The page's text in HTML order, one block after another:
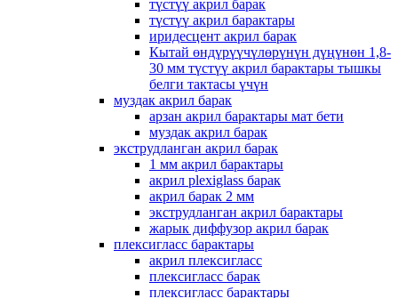
түстүү акрил барак
түстүү акрил барактары
иридесцент акрил барак
Кытай өндүрүүчүлөрүнүн дүңүнөн 1,8-
30 мм түстүү акрил барактары тышкы
белги тактасы үчүн
муздак акрил барак
арзан акрил барактары мат бети
муздак акрил барак
экструдланган акрил барак
1 мм акрил барактары
акрил plexiglass барак
акрил барак 2 мм
экструдланган акрил барактары
жарык диффузор акрил барак
плексигласс барактары
акрил плексигласс
плексигласс барак
плексигласс барактары